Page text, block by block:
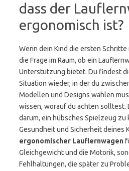
dass der
ergonomisch ist?
Wenn dein Kind die ersten
die Frage im Raum, ob ein
Unterstützung bietet. Du findest
Situation wieder, in der du
Modellen und Designs wählen
wissen, worauf du achten solltest.
darum, ein hübsches Spielzeug zu
Gesundheit und Sicherheit deines
ergonomischer Lauflernwagen
Gleichgewicht und die Motorik,
Fehlhaltungen, die später zu